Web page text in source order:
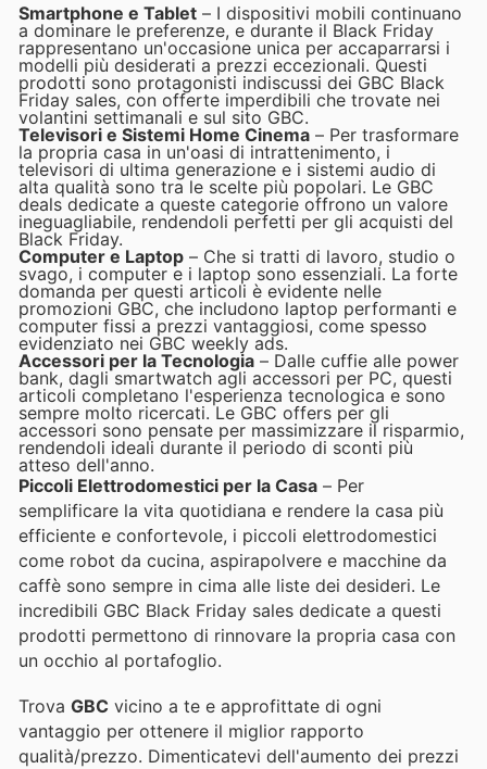
Smartphone e Tablet – I dispositivi mobili continuano
a dominare le preferenze, e durante il Black Friday
rappresentano un'occasione unica per accaparrarsi i
modelli più desiderati a prezzi eccezionali. Questi
prodotti sono protagonisti indiscussi dei GBC Black
Friday sales, con offerte imperdibili che trovate nei
volantini settimanali e sul sito GBC.
Televisori e Sistemi Home Cinema – Per trasformare
la propria casa in un'oasi di intrattenimento, i
televisori di ultima generazione e i sistemi audio di
alta qualità sono tra le scelte più popolari. Le GBC
deals dedicate a queste categorie offrono un valore
ineguagliabile, rendendoli perfetti per gli acquisti del
Black Friday.
Computer e Laptop – Che si tratti di lavoro, studio o
svago, i computer e i laptop sono essenziali. La forte
domanda per questi articoli è evidente nelle
promozioni GBC, che includono laptop performanti e
computer fissi a prezzi vantaggiosi, come spesso
evidenziato nei GBC weekly ads.
Accessori per la Tecnologia – Dalle cuffie alle power
bank, dagli smartwatch agli accessori per PC, questi
articoli completano l'esperienza tecnologica e sono
sempre molto ricercati. Le GBC offers per gli
accessori sono pensate per massimizzare il risparmio,
rendendoli ideali durante il periodo di sconti più
atteso dell'anno.
Piccoli Elettrodomestici per la Casa – Per
semplificare la vita quotidiana e rendere la casa più
efficiente e confortevole, i piccoli elettrodomestici
come robot da cucina, aspirapolvere e macchine da
caffè sono sempre in cima alle liste dei desideri. Le
incredibili GBC Black Friday sales dedicate a questi
prodotti permettono di rinnovare la propria casa con
un occhio al portafoglio.
Trova GBC vicino a te e approfittate di ogni
vantaggio per ottenere il miglior rapporto
qualità/prezzo. Dimenticatevi dell'aumento dei prezzi